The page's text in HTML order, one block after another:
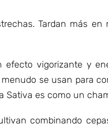
Tardan más
vigorizante y
se usan para
Sativa es como un
combinando